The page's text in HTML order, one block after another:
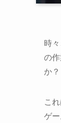
時
の
か？
こ
ゲ